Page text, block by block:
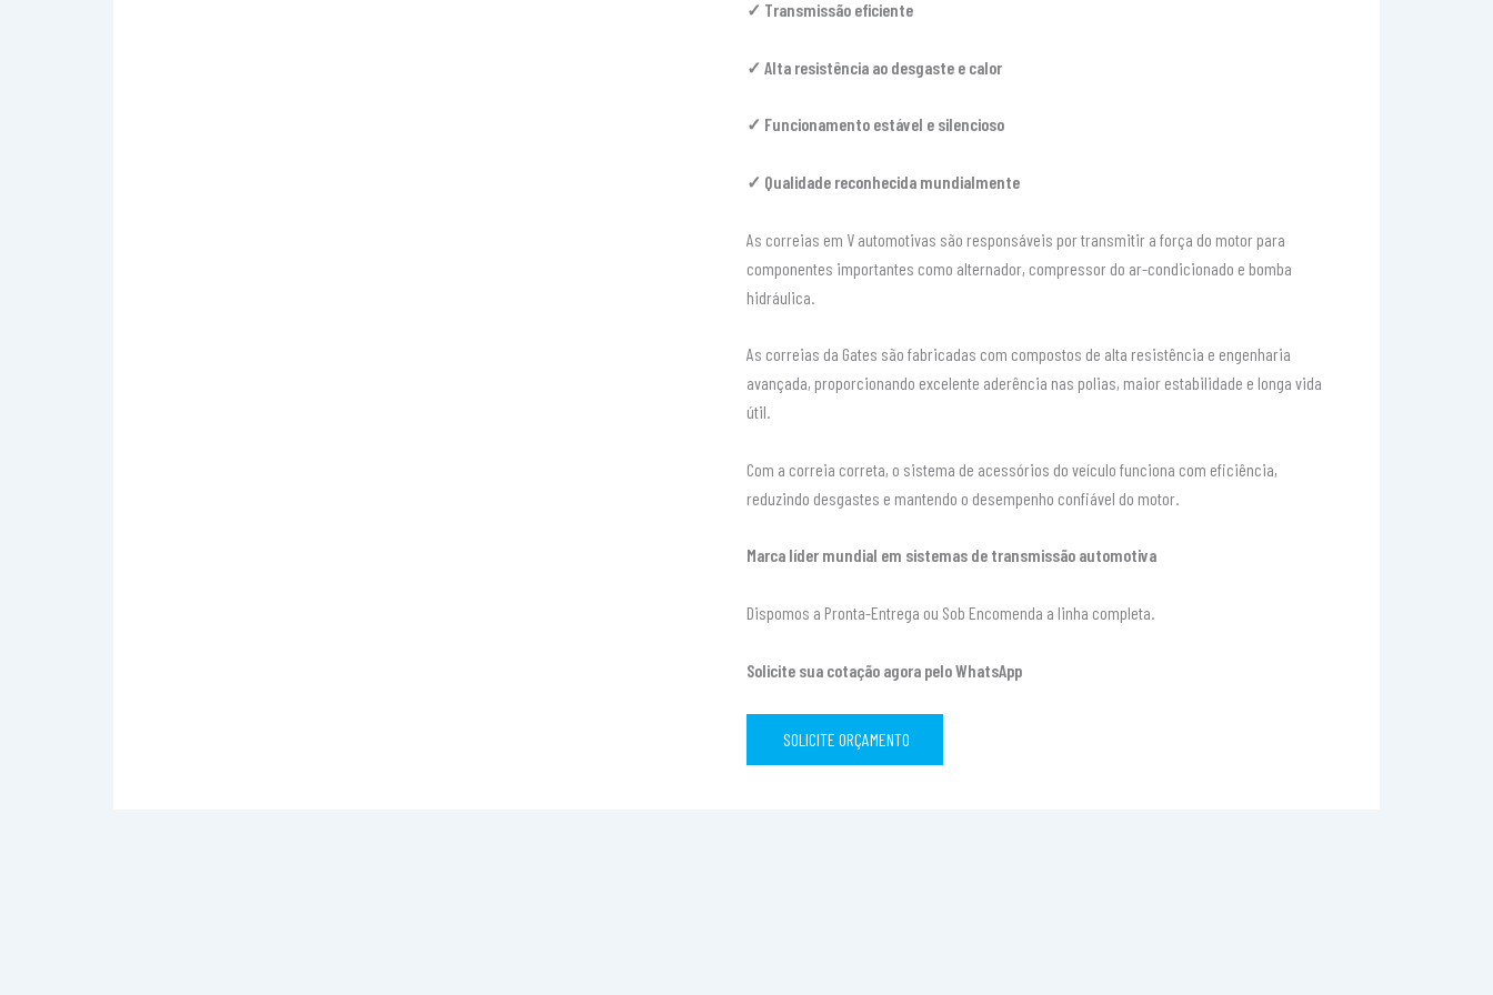
✓ Transmissão eficiente
✓ Alta resistência ao desgaste e calor
✓ Funcionamento estável e silencioso
✓ Qualidade reconhecida mundialmente
As correias em V automotivas são responsáveis por transmitir a força do motor para
componentes importantes como alternador, compressor do ar-condicionado e bomba
hidráulica.
As correias da Gates são fabricadas com compostos de alta resistência e engenharia
avançada, proporcionando excelente aderência nas polias, maior estabilidade e longa vida
útil.
Com a correia correta, o sistema de acessórios do veículo funciona com eficiência,
reduzindo desgastes e mantendo o desempenho confiável do motor.
Marca líder mundial em sistemas de transmissão automotiva
Dispomos a Pronta-Entrega ou Sob Encomenda a linha completa.
Solicite sua cotação agora pelo WhatsApp
SOLICITE ORÇAMENTO